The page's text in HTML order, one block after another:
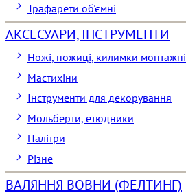
Трафарети об'ємні
АКСЕСУАРИ, ІНСТРУМЕНТИ
Ножі, ножиці, килимки монтажні
Мастихіни
Інструменти для декорування
Мольберти, етюдники
Палітри
Різне
ВАЛЯННЯ ВОВНИ (ФЕЛТИНГ)